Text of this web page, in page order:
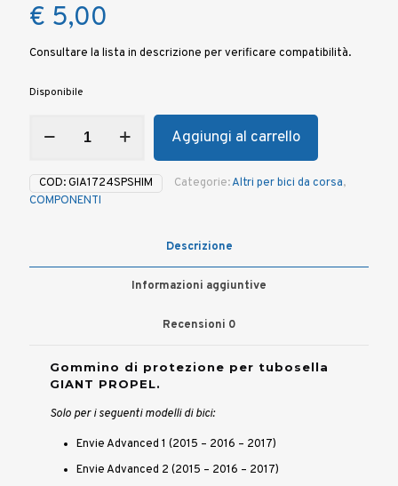
€ 5,00
Consultare la lista in descrizione per verificare compatibilità.
Disponibile
reggisella
GIANT
PROPEL/ENVIE
Aggiungi al carrello
COD:GIA1724SPSHIM Categorie:Altri per bici da corsa,
COMPONENTI
Descrizione
Informazioni aggiuntive
Recensioni 0
Gommino di protezione per tubosella
GIANT PROPEL.
Solo per i seguenti modelli di bici:
Envie Advanced 1 (2015 – 2016 – 2017)
Envie Advanced 2 (2015 – 2016 – 2017)